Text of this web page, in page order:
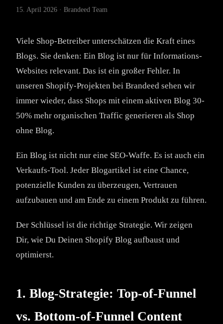
15. April 2026 · Brandeed Team
Viele Shop-Betreiber unterschätzen die Kraft eines
Blogs. Sie denken: Ein Blog ist nur für Informations-
Websites relevant. Das ist ein großer Fehler. In
unseren Shopify-Projekten bei Brandeed sehen wir
immer wieder, dass Shops mit einem aktiven Blog 30-
50% mehr organischen Traffic generieren als Shop
ohne Blog.
Ein Blog ist nicht nur eine SEO-Waffe. Es ist auch ein
Verkaufs-Tool. Jeder Blogartikel ist eine Chance,
potenzielle Kunden zu überzeugen, Vertrauen
aufzubauen und am Ende zu einem Produkt zu führen.
Der Schlüssel ist die richtige Strategie. Wir zeigen
Dir, wie Du Deinen Shopify Blog aufbaust und
optimierst.
1. Blog-Strategie: Top-of-Funnel
vs. Bottom-of-Funnel Content